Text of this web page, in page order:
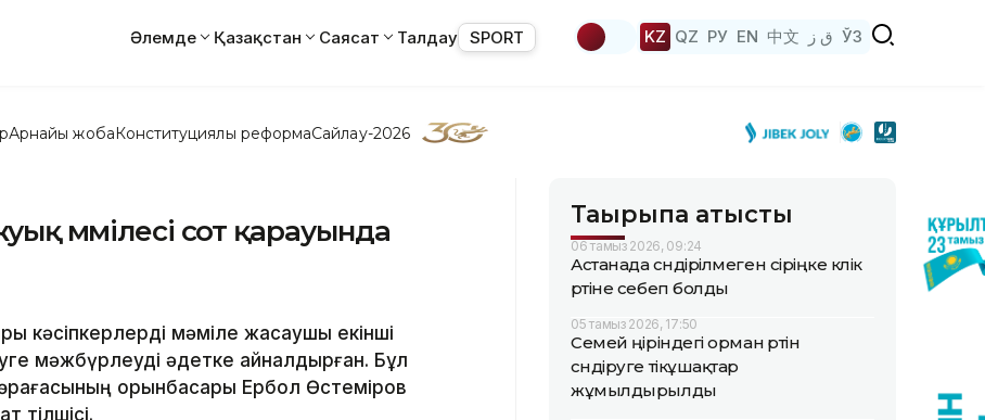
Әлемде Қазақстан Саясат Талдау SPORT KZ QZ РУ EN 中文 ق ز ЎЗ
Арнайы жобаКонституциялық реформаСайлау-2026
мәмілесі сот қарауында
кәсіпкерлерді мәміле жасаушы екінші
мәжбүрлеуді әдетке айналдырған. Бұл
орынбасары Ербол Өстеміров
тілшісі.
Тақырыпқа қатысты
06 тамыз 2026, 09:24
Астанада сөндірілмеген сіріңке көлік
өртіне себеп болды
05 тамыз 2026, 17:50
Семей өңіріндегі орман өртін
сөндіруге тікұшақтар
жұмылдырылды